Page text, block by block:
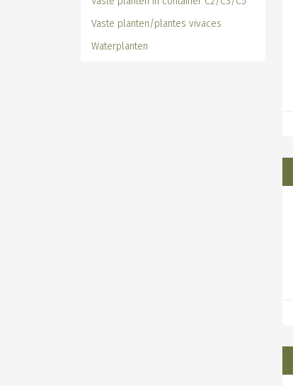
Vaste planten/plantes vivaces
Waterplanten